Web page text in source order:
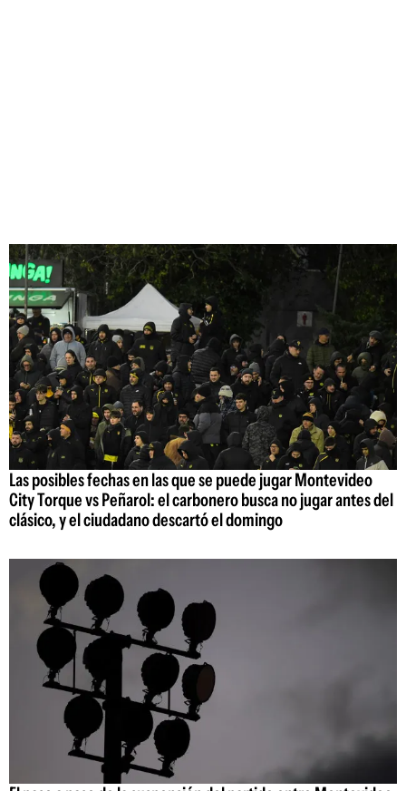
Las posibles fechas en las que se puede jugar Montevideo
City Torque vs Peñarol: el carbonero busca no jugar antes del
clásico, y el ciudadano descartó el domingo